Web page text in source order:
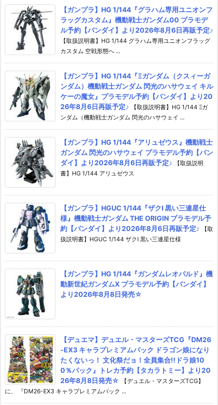
【ガンプラ】HG 1/144『グラハム専用ユニオンフ
ラッグカスタム』機動戦士ガンダム00 プラモデ
ル予約【バンダイ】より2026年8月6日再販予定♪
【取扱説明書】HG 1/144 グラハム専用ユニオンフラッグ
カスタム 空戦形態へ ...
【ガンプラ】HG 1/144『Ξガンダム（クスィーガ
ンダム）機動戦士ガンダム 閃光のハサウェイ キル
ケーの魔女』プラモデル予約【バンダイ】より20
26年8月6日再販予定♪
【取扱説明書】HG 1/144 Ξガ
ンダム（機動戦士ガンダム 閃光のハサウェイ ...
【ガンプラ】HG 1/144『アリュゼウス』機動戦士
ガンダム 閃光のハサウェイ プラモデル予約【バン
ダイ】より2026年8月6日再販予定♪
【取扱説明
書】HG 1/144 アリュゼウス
【ガンプラ】HGUC 1/144『ザクI 黒い三連星仕
様』機動戦士ガンダム THE ORIGIN プラモデル予
約【バンダイ】より2026年8月6日再販予定♪
【取
扱説明書】HGUC 1/144 ザクI 黒い三連星仕様
【ガンプラ】HG 1/144『ガンダムレオパルド』機
動新世紀ガンダムX プラモデル予約【バンダイ】
より2026年8月8日発売☆
【デュエマ】デュエル・マスターズTCG『DM26
-EX3 キャラプレミアムパック ドラゴン娘になり
たくないっ！ 文化祭だョ！全員集合!!ドラ娘10
0％パック』トレカ予約【タカラトミー】より20
26年8月8日発売☆
【デュエル・マスターズTCG】
に、 『DM26-EX3 キャラプレミアムパック ...